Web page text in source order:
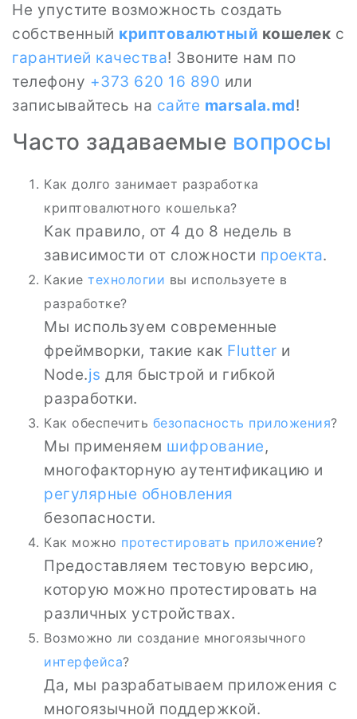
Не упустите возможность создать
собственный криптовалютный кошелек с
гарантией качества! Звоните нам по
телефону +373 620 16 890 или
записывайтесь на сайте marsala.md!
Часто задаваемые вопросы
Как долго занимает разработка
криптовалютного кошелька?
Как правило, от 4 до 8 недель в
зависимости от сложности проекта.
Какие технологии вы используете в
разработке?
Мы используем современные
фреймворки, такие как Flutter и
Node.js для быстрой и гибкой
разработки.
Как обеспечить безопасность приложения?
Мы применяем шифрование,
многофакторную аутентификацию и
регулярные обновления
безопасности.
Как можно протестировать приложение?
Предоставляем тестовую версию,
которую можно протестировать на
различных устройствах.
Возможно ли создание многоязычного
интерфейса?
Да, мы разрабатываем приложения с
многоязычной поддержкой.